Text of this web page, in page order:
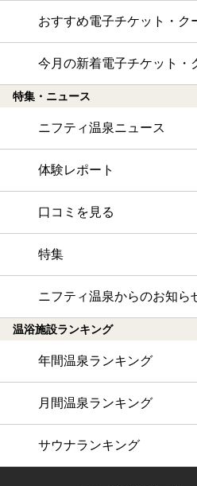
おすすめ電子チケット・ク
今月の新着電子チケット・
特集・ニュース
ニフティ温泉ニュース
体験レポート
口コミを見る
特集
ニフティ温泉からのお知ら
温浴施設ランキング
年間温泉ランキング
月間温泉ランキング
サウナランキング